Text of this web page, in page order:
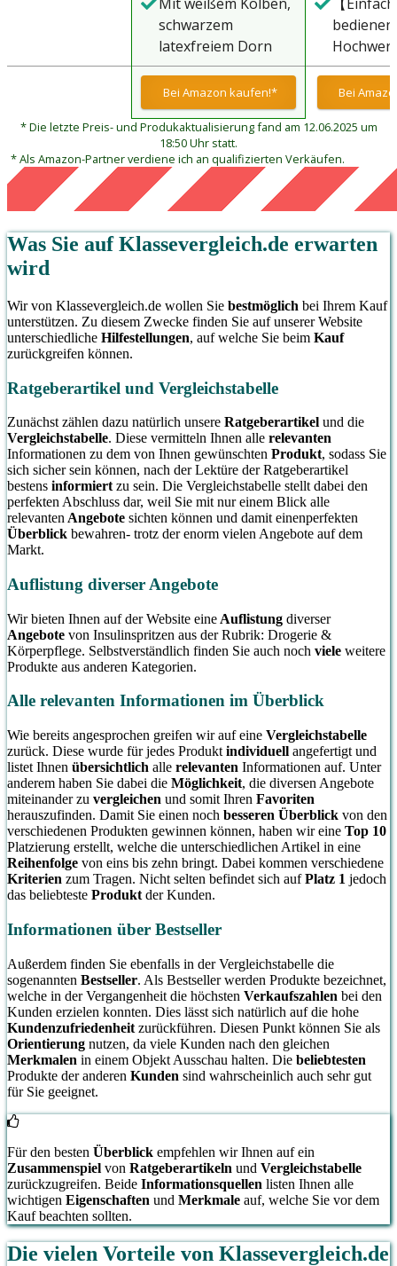
schwarzem
latexfreiem Dorn
leicht zu
drücken/
sicher
Bei Amazon kaufen!* Bei
* Die letzte Preis- und Produkaktualisierung fand am 12.06.2025 um
18:50 Uhr statt.
* Als Amazon-Partner verdiene ich an qualifizierten Verkäufen.
Was Sie aufKlassevergleich.de erwarten
wird
Wir von Klassevergleich.de wollen Sie bestmöglich bei Ihrem Kauf
unterstützen. Zu diesem Zwecke finden Sie auf unserer Website
unterschiedliche Hilfestellungen, auf welche Sie beim Kauf
zurückgreifen können.
Ratgeberartikel und Vergleichstabelle
Zunächst zählen dazu natürlich unsere Ratgeberartikel und die
Vergleichstabelle. Diese vermitteln Ihnen alle relevanten
Informationen zu dem von Ihnen gewünschten Produkt, sodass Sie
sich sicher sein können, nach der Lektüre der Ratgeberartikel
bestens informiert zu sein. Die Vergleichstabelle stellt dabei den
perfekten Abschluss dar, weil Sie mit nur einem Blick alle
relevanten Angebote sichten können und damit einenperfekten
Überblick bewahren- trotz der enorm vielen Angebote auf dem
Markt.
Auflistung diverser Angebote
Wir bieten Ihnen auf der Website eine Auflistung diverser
Angebote von Insulinspritzen aus der Rubrik: Drogerie &
Körperpflege. Selbstverständlich finden Sie auch noch viele weitere
Produkte aus anderen Kategorien.
Alle relevanten Informationen im Überblick
Wie bereits angesprochen greifen wir auf eine Vergleichstabelle
zurück. Diese wurde für jedes Produkt individuell angefertigt und
listet Ihnen übersichtlich alle relevanten Informationen auf. Unter
anderem haben Sie dabei die Möglichkeit, die diversen Angebote
miteinander zu vergleichen und somit Ihren Favoriten
herauszufinden. Damit Sie einen noch besseren Überblick von den
verschiedenen Produkten gewinnen können, haben wir eine Top 10
Platzierung erstellt, welche die unterschiedlichen Artikel in eine
Reihenfolge von eins bis zehn bringt. Dabei kommen verschiedene
Kriterien zum Tragen. Nicht selten befindet sich aufPlatz 1 jedoch
das beliebteste Produkt der Kunden.
Informationen über Bestseller
Außerdem finden Sie ebenfalls in der Vergleichstabelle die
sogenannten Bestseller. Als Bestseller werden Produkte bezeichnet,
welche in der Vergangenheit die höchsten Verkaufszahlen bei den
Kunden erzielen konnten. Dies lässt sich natürlich auf die hohe
Kundenzufriedenheit zurückführen. Diesen Punkt können Sie als
Orientierung nutzen, da viele Kunden nach den gleichen
Merkmalen in einem Objekt Ausschau halten. Die beliebtesten
Produkte der anderen Kunden sind wahrscheinlich auch sehr gut
für Sie geeignet.
Für den besten Überblick empfehlen wir Ihnen auf ein
Zusammenspiel von Ratgeberartikeln und Vergleichstabelle
zurückzugreifen. Beide Informationsquellen listen Ihnen alle
wichtigen Eigenschaften und Merkmale auf, welche Sie vor dem
Kauf beachten sollten.
Die vielen Vorteile von Klassevergleich.de